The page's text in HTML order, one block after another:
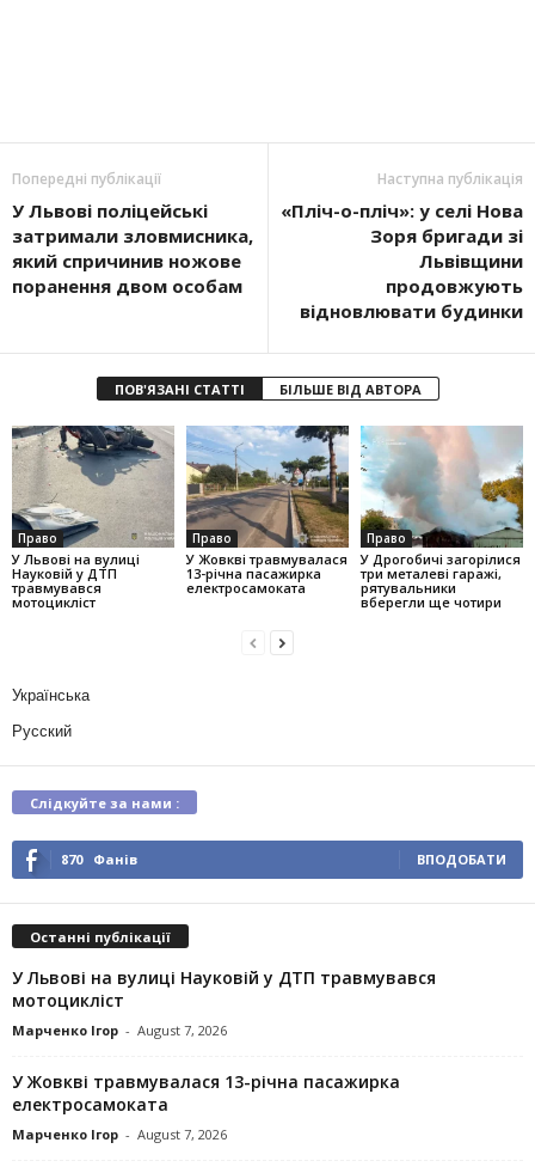
Попередні публікації
У Львові поліцейські
затримали зловмисника,
який спричинив ножове
поранення двом особам
Наступна публікація
«Пліч-о-пліч»: у селі Нова
Зоря бригади зі
Львівщини
продовжують
відновлювати будинки
ПОВ'ЯЗАНІ СТАТТІ БІЛЬШЕ ВІД АВТОРА
Право
У Львові на вулиці
Науковій у ДТП
травмувався
мотоцикліст
Право
У Жовкві травмувалася
13-річна пасажирка
електросамоката
Право
У Дрогобичі загорілися
три металеві гаражі,
рятувальники
вберегли ще чотири
Українська
Русский
Слідкуйте за нами :
870 Фанів ВПОДОБАТИ
Останні публікації
У Львові на вулиці Науковій у ДТП травмувався
мотоцикліст
Марченко Ігор - August 7, 2026
У Жовкві травмувалася 13-річна пасажирка
електросамоката
Марченко Ігор - August 7, 2026